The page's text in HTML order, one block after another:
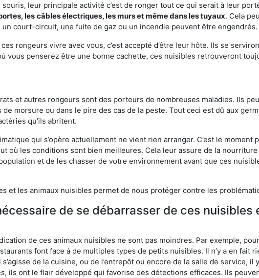
leur principale activité c’est de ronger tout ce qui serait à leur
les câbles électriques, les murs et même dans les tuyaux. Cela
un court-circuit, une fuite de gaz ou un incendie peuvent être engendrés.
ces rongeurs vivre avec vous, c’est accepté d’être leur hôte. Ils se
vous penserez être une bonne cachette, ces nuisibles retrouveront
et autres rongeurs sont des porteurs de nombreuses maladies. Ils
de morsure ou dans le pire des cas de la peste. Tout ceci est dû aux
qu’ils abritent.
qui s’opère actuellement ne vient rien arranger. C’est le
où les conditions sont bien meilleures. Cela leur assure de la
et de les chasser de votre environnement avant que ces
et les animaux nuisibles permet de nous protéger contre les
de se débarrasser de ces
de ces animaux nuisibles ne sont pas moindres. Par exemple,
font face à de multiples types de petits nuisibles. Il n’y a en fait
s’agisse de la cuisine, ou de l’entrepôt ou encore de la salle de service,
ils ont le flair développé qui favorise des détections efficaces. Ils